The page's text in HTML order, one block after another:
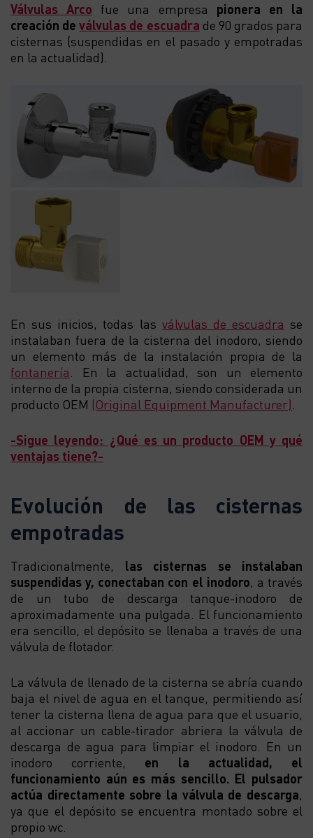
Válvulas Arco fue una empresa pionera en la
creación deválvulas de escuadra de 90 grados para
cisternas (suspendidas en el pasado y empotradas
en la actualidad).
En sus inicios, todas las válvulas de escuadra se
instalaban fuera de la cisterna del inodoro, siendo
un elemento más de la instalación propia de la
fontanería . En la actualidad, son un elemento
interno de la propia cisterna, siendo considerada un
producto OEM (Original Equipment Manufacturer)
-Sigue leyendo: ¿Qué es un producto OEM y qué
ventajas tiene?-
Evolución de las cisternas
empotradas
Tradicionalmente, las cisternas se instalaban
suspendidas y, conectaban con el inodoro, a través
de un tubo de descarga tanque-inodoro de
aproximadamente una pulgada. El funcionamiento
era sencillo, el depósito se llenaba a través de una
válvula de flotador.
La válvula de llenado de la cisterna se abría cuando
baja el nivel de agua en el tanque, permitiendo así
tener la cisterna llena de agua para que el usuario,
al accionar un cable-tirador abriera la válvula de
descarga de agua para limpiar el inodoro. En un
inodoro corriente, en la actualidad, el
funcionamiento aún es más sencillo. El pulsador
actúa directamente sobre la válvula de descarga,
ya que el depósito se encuentra montado sobre el
propio wc.